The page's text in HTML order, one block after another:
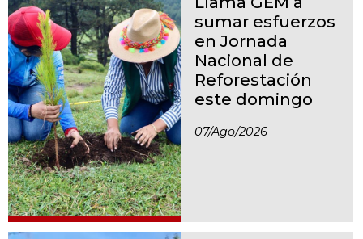
sumar esfuerzos
en Jornada
Nacional de
Reforestación
este domingo
07/ago/2026